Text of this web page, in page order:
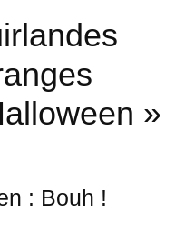
»
: Bouh !